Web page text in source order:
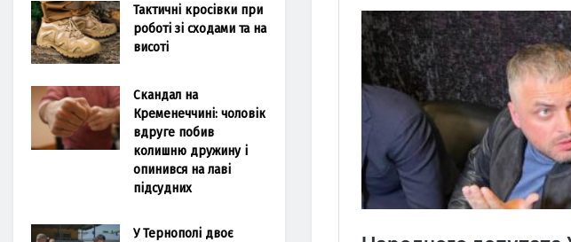
Тактичні кросівки при
роботі зі сходами та на
висоті
Скандал на
Кременеччині: чоловік
вдруге побив
колишню дружину і
опинився на лаві
підсудних
У Тернополі двоє